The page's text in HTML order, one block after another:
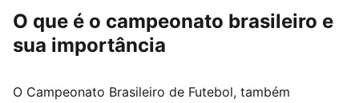
O que é o campeonato brasileiro e
sua importância
O Campeonato Brasileiro de Futebol, também